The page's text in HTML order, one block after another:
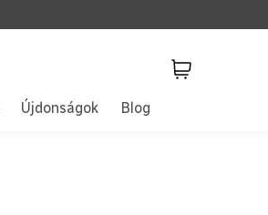
Újdonságok Blog